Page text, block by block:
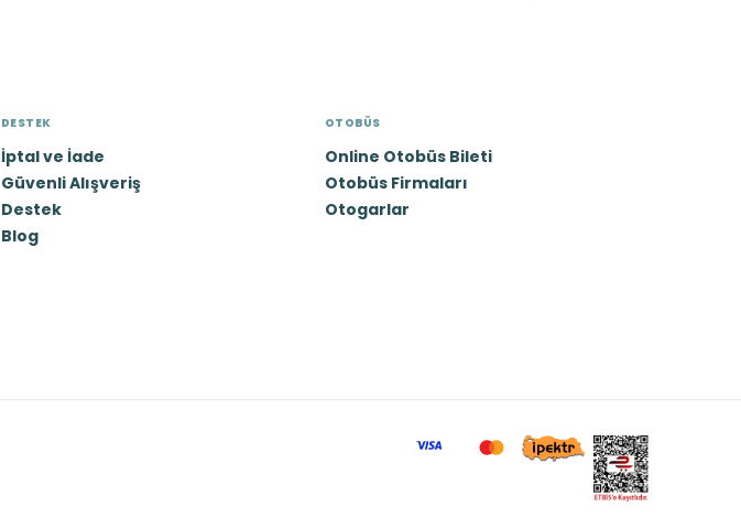
DESTEK
İptal ve İade
Güvenli Alışveriş
Destek
Blog
OTOBÜS
Online Otobüs Bileti
Otobüs Firmaları
Otogarlar